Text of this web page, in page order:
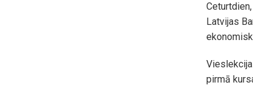
Latvijas
pirmā